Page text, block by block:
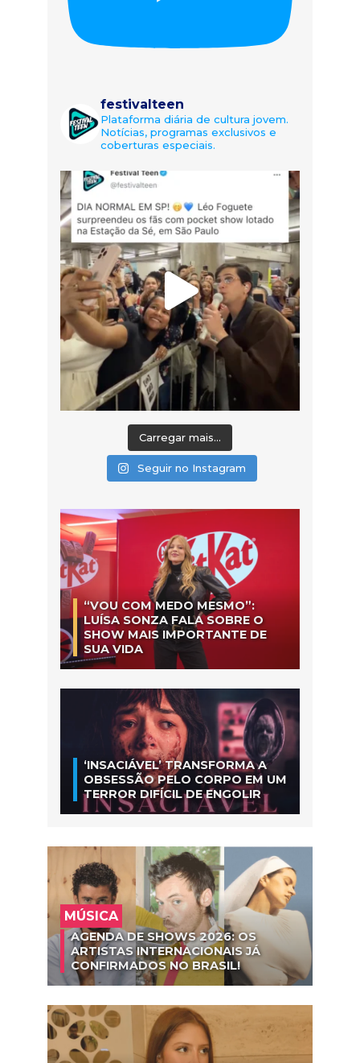
festivalteen
Plataforma diária de cultura jovem.
Notícias, programas exclusivos e
coberturas especiais.
Carregar mais...
Seguir no Instagram
“VOU COM MEDO MESMO”:
LUÍSA SONZA FALA SOBRE O
SHOW MAIS IMPORTANTE DE
SUA VIDA
‘INSACIÁVEL’ TRANSFORMA A
OBSESSÃO PELO CORPO EM UM
TERROR DIFÍCIL DE ENGOLIR
MÚSICA
AGENDA DE SHOWS 2026: OS
ARTISTAS INTERNACIONAIS JÁ
CONFIRMADOS NO BRASIL!